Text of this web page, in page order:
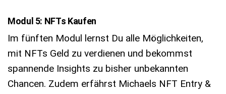
Modul 5: NFTs Kaufen
Im fünften Modul lernst Du alle Möglichkeiten,
mit NFTs Geld zu verdienen und bekommst
spannende Insights zu bisher unbekannten
Chancen. Zudem erfährst Michaels NFT Entry &